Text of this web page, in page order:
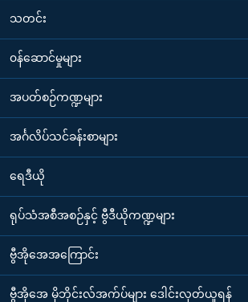
သတင်း
၀န်ဆောင်မှုများ
အပတ်စဉ်ကဏ္ဍများ
အင်္ဂလိပ်သင်ခန်းစာများ
ရေဒီယို
ရုပ်သံအစီအစဉ်နှင့် ဗွီဒီယိုကဏ္ဍများ
ဗွီအိုအေအကြောင်း
ဗွီအိုအေ မိုဘိုင်းလ်အက်ပ်များ ဒေါင်းလုတ်ယူရန်